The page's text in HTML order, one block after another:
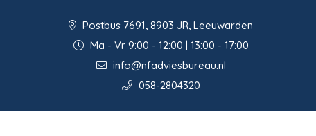
Postbus 7691, 8903 JR, Leeuwarden
Ma - Vr 9:00 - 12:00 | 13:00 - 17:00
info@nfadviesbureau.nl
058-2804320